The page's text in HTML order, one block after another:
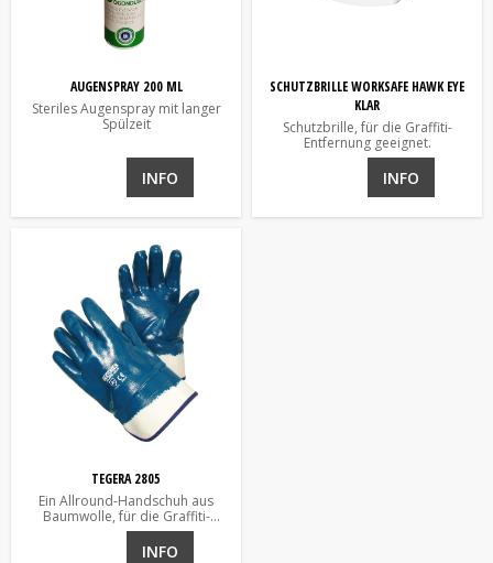
AUGENSPRAY 200 ML
Steriles Augenspray mit langer
Spülzeit
INFO
SCHUTZBRILLE WORKSAFE HAWK EYE
KLAR
Schutzbrille, für die Graffiti-
Entfernung geeignet.
INFO
TEGERA 2805
Ein Allround-Handschuh aus
Baumwolle, für die Graffiti-
Entfernung geeignet
INFO